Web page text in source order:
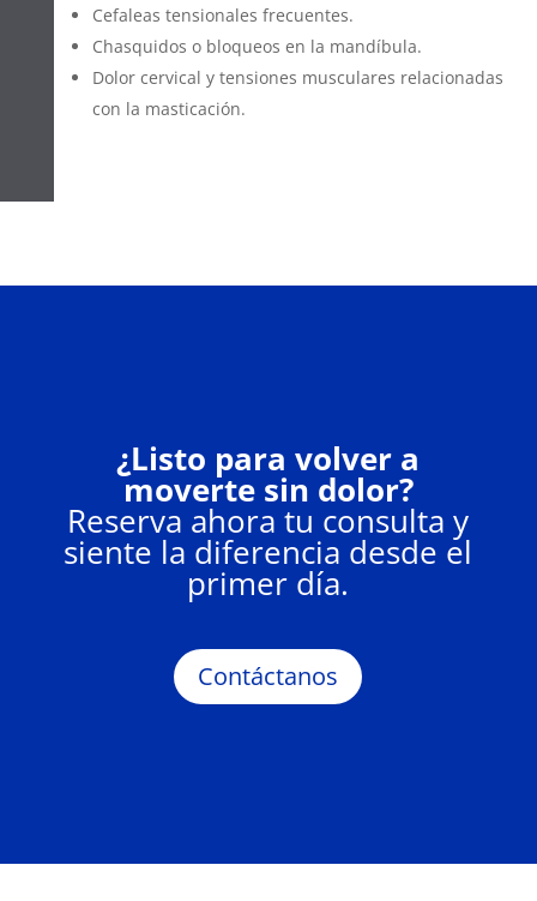
Cefaleas tensionales frecuentes.
Chasquidos o bloqueos en la mandíbula.
Dolor cervical y tensiones musculares relacionadas
con la masticación.
¿Listo para volver a
moverte sin dolor?
Reserva ahora tu consulta y
siente la diferencia desde el
primer día.
Contáctanos